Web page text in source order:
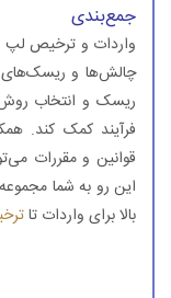
جمع‌بندی
واردات و ترخیص لپ
چالش‌ها و ریسک‌های
ریسک و انتخاب روش
فرآیند کمک کند.
قوانین و مقررات
این رو به شما مجموعه
بالا برای واردات تا